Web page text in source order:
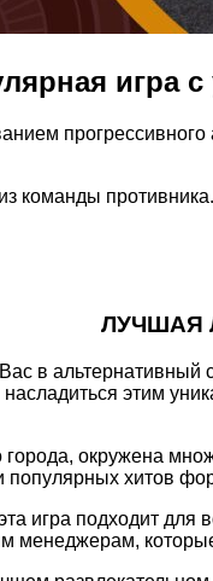
игра
команды противника.
ЛУЧШАЯ
Вас в
этим
окружена
хитов
игра подходит